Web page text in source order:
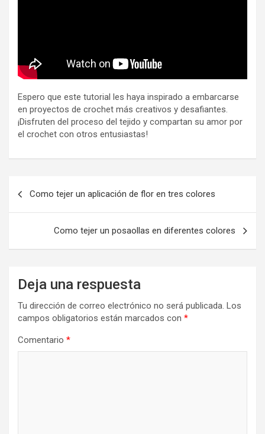
Espero que este tutorial les haya inspirado a embarcarse
en proyectos de crochet más creativos y desafiantes.
¡Disfruten del proceso del tejido y compartan su amor por
el crochet con otros entusiastas!
entradas
Como tejer un aplicación de flor en tres colores
Como tejer un posaollas en diferentes colores
Deja una respuesta
Tu dirección de correo electrónico no será publicada. Los
campos obligatorios están marcados con *
Comentario *